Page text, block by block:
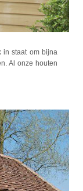
in staat om bijna
Al onze houten